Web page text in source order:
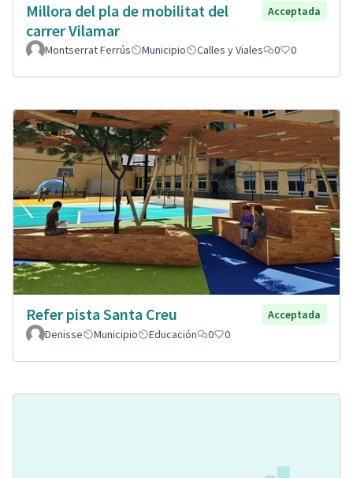
Millora del pla de mobilitat del
carrer Vilamar
Acceptada
Montserrat Ferrús Municipio Calles y Viales 0 0
Refer pista Santa Creu
Acceptada
Denisse
Municipio Educación 0 0